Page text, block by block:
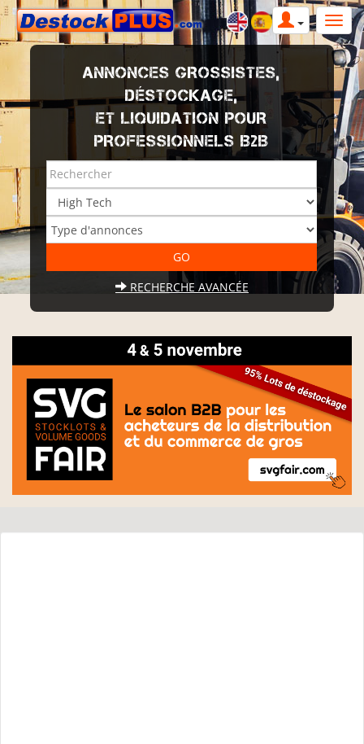
ANNONCES GROSSISTES,
DÉSTOCKAGE,
ET LIQUIDATION POUR
PROFESSIONNELS B2B
RECHERCHE AVANCÉE